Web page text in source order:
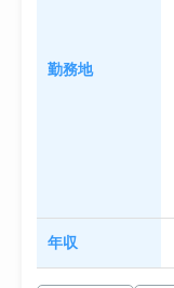
勤務地
年収